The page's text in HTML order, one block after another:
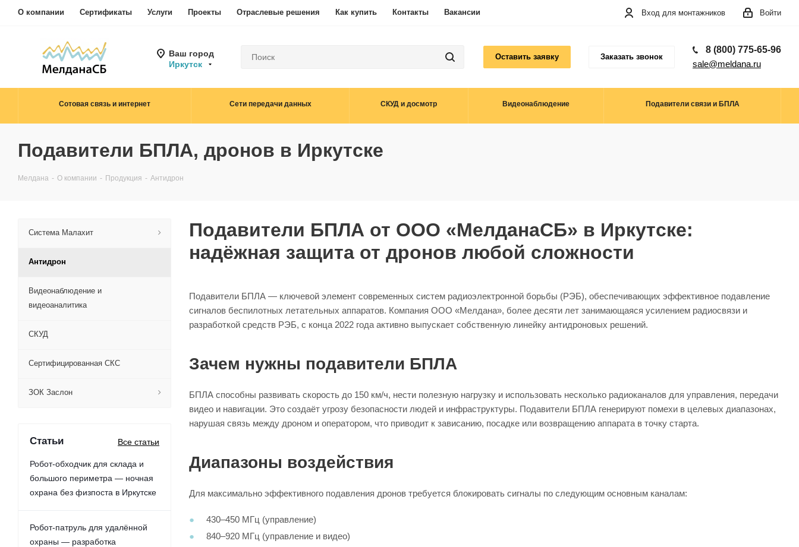
О компании Сертификаты Услуги Проекты Отраслевые решения Как купить Контакты Вакансии Войти
Вход для монтажников
Ваш город
Иркутск
Оставить заявку Заказать звонок
8 (800) 775-65-96
sale@meldana.ru
Сотовая связь и интернет Сети передачи данных СКУД и досмотр Видеонаблюдение Подавители связи и БПЛА
Подавители БПЛА, дронов в Иркутске
Мелдана - О компании - Продукция - Антидрон
Подавители БПЛА от ООО «МелданаСБ» в Иркутске:
надёжная защита от дронов любой сложности
Подавители БПЛА — ключевой элемент современных систем радиоэлектронной борьбы (РЭБ), обеспечивающих эффективное подавление
сигналов беспилотных летательных аппаратов. Компания ООО «Мелдана», более десяти лет занимающаяся усилением радиосвязи и
разработкой средств РЭБ, с конца 2022 года активно выпускает собственную линейку антидроновых решений.
Зачем нужны подавители БПЛА
БПЛА способны развивать скорость до 150 км/ч, нести полезную нагрузку и использовать несколько радиоканалов для управления, передачи
видео и навигации. Это создаёт угрозу безопасности людей и инфраструктуры. Подавители БПЛА генерируют помехи в целевых диапазонах,
нарушая связь между дроном и оператором, что приводит к зависанию, посадке или возвращению аппарата в точку старта.
Диапазоны воздействия
Для максимально эффективного подавления дронов требуется блокировать сигналы по следующим основным каналам:
430–450 МГц (управление)
840–920 МГц (управление и видео)
Система Малахит
Антидрон
Видеонаблюдение и
видеоаналитика
СКУД
Сертифицированная СКС
ЗОК Заслон
Статьи Все статьи
Робот-обходчик для склада и
большого периметра — ночная
охрана без физпоста в Иркутске
Робот-патруль для удалённой
охраны — разработка